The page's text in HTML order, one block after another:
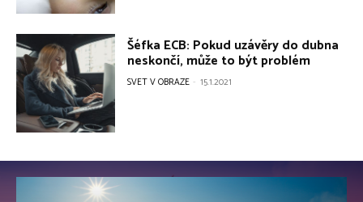
Šéfka ECB: Pokud uzávěry do dubna
neskončí, může to být problém
SVET V OBRAZE - 15.1.2021